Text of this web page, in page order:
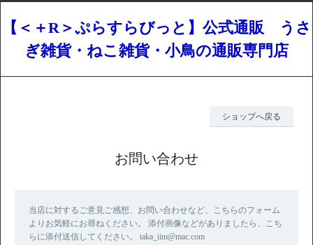
【＜＋R＞ぷらすらびっと】公式通販 うさ
ぎ雑貨・ねこ雑貨・小鳥の通販専門店
ショップへ戻る
お問い合わせ
当店に対するご意見ご感想、お問い合わせなど、こちらのフォーム
よりお気軽にお尋ねください。 添付画像などがありましたら、こち
らに添付送信してください。 taka_iim@mac.com